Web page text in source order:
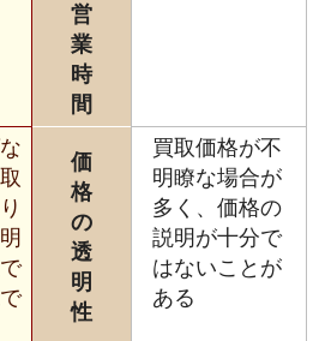
営
業
時
間
価
格
の
透
明
性
買取価格が不
明瞭な場合が
多く、価格の
説明が十分で
はないことが
ある